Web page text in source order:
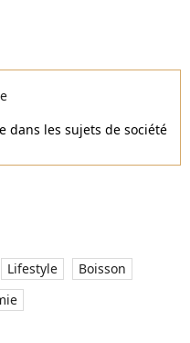
dans les sujets de société
Lifestyle
Boisson